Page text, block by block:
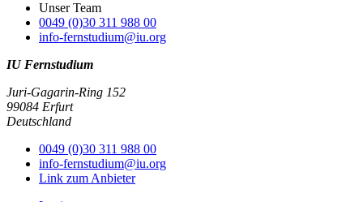
Unser Team
0049 (0)30 311 988 00
info-fernstudium@iu.org
IU Fernstudium
Juri-Gagarin-Ring 152
99084 Erfurt
Deutschland
0049 (0)30 311 988 00
info-fernstudium@iu.org
Link zum Anbieter